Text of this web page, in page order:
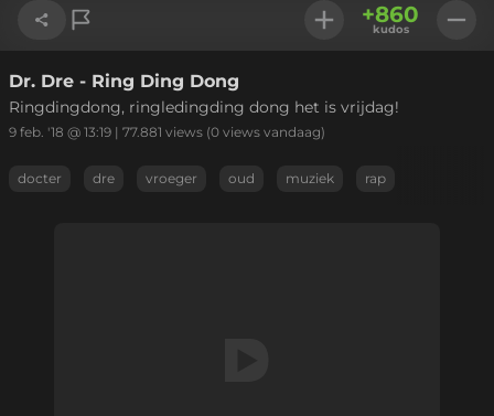
Link kopiëren
+860
kudos
Dr. Dre - Ring Ding Dong
Ringdingdong, ringledingding dong het is vrijdag!
9 feb. '18 @ 13:19 | 77.881 views (0 views vandaag)
docter dre vroeger oud muziek rap